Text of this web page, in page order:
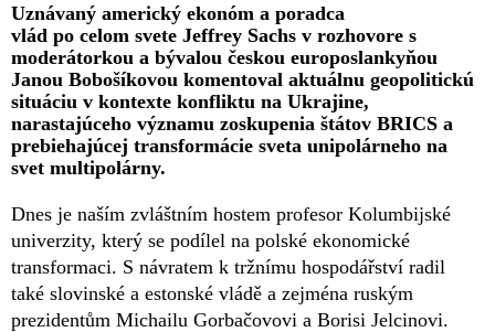
Uznávaný americký ekonóm a poradca
vlád po celom svete Jeffrey Sachs v rozhovore s
moderátorkou a bývalou českou europoslankyňou
Janou Bobošíkovou komentoval aktuálnu geopolitickú
situáciu v kontexte konfliktu na Ukrajine,
narastajúceho významu zoskupenia štátov BRICS a
prebiehajúcej transformácie sveta unipolárneho na
svet multipolárny.
Dnes je naším zvláštním hostem profesor Kolumbijské
univerzity, který se podílel na polské ekonomické
transformaci. S návratem k tržnímu hospodářství radil
také slovinské a estonské vládě a zejména ruským
prezidentům Michailu Gorbačovovi a Borisi Jelcinovi.